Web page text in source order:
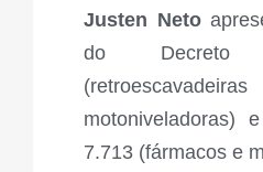
Justen Neto
do
motoniveladoras)
7.713 (fármacos e